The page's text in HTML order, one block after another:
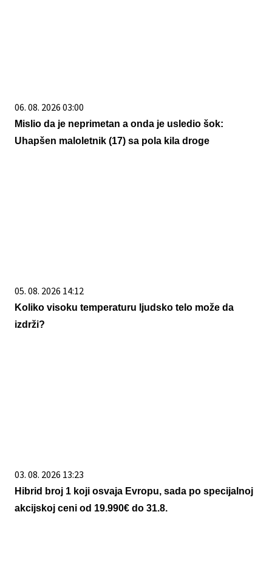
06. 08. 2026 03:00
Mislio da je neprimetan a onda je usledio šok:
Uhapšen maloletnik (17) sa pola kila droge
05. 08. 2026 14:12
Koliko visoku temperaturu ljudsko telo može da
izdrži?
03. 08. 2026 13:23
Hibrid broj 1 koji osvaja Evropu, sada po specijalnoj
akcijskoj ceni od 19.990€ do 31.8.